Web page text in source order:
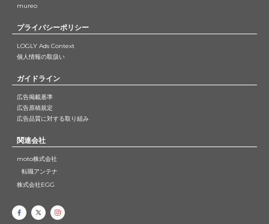
mureo
プライバシーポリシー
LOGLY Ads Context
個人情報の取扱い
ガイドライン
広告掲載基準
広告原稿規定
広告品質に対する取り組み
関連会社
moto株式会社
転職アンテナ
株式会社EGG